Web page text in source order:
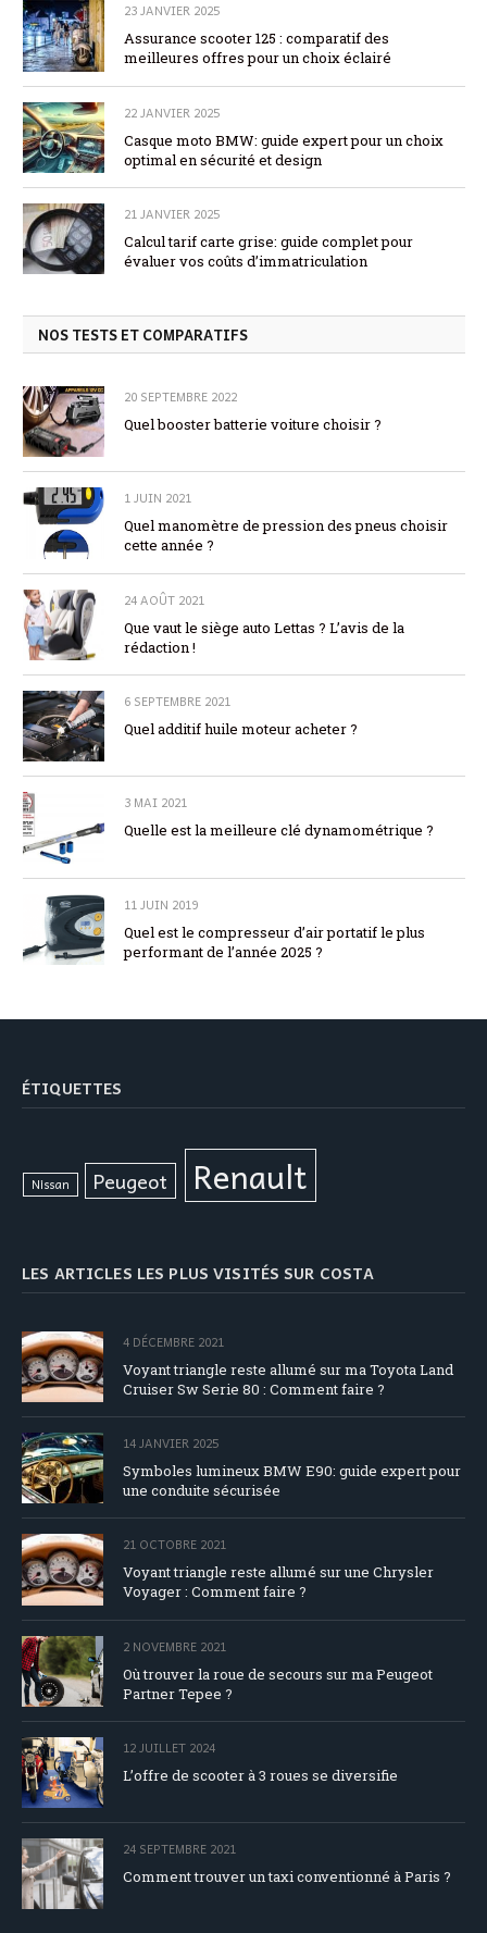
23 JANVIER 2025
Assurance scooter 125 : comparatif des
meilleures offres pour un choix éclairé
22 JANVIER 2025
Casque moto BMW: guide expert pour un choix
optimal en sécurité et design
21 JANVIER 2025
Calcul tarif carte grise: guide complet pour
évaluer vos coûts d’immatriculation
NOS TESTS ET COMPARATIFS
20 SEPTEMBRE 2022
Quel booster batterie voiture choisir ?
1 JUIN 2021
Quel manomètre de pression des pneus choisir
cette année ?
24 AOÛT 2021
Que vaut le siège auto Lettas ? L’avis de la
rédaction !
6 SEPTEMBRE 2021
Quel additif huile moteur acheter ?
3 MAI 2021
Quelle est la meilleure clé dynamométrique ?
11 JUIN 2019
Quel est le compresseur d’air portatif le plus
performant de l’année 2025 ?
ÉTIQUETTES
Nissan Peugeot Renault
LES ARTICLES LES PLUS VISITÉS SUR COSTA
4 DÉCEMBRE 2021
Voyant triangle reste allumé sur ma Toyota Land
Cruiser Sw Serie 80 : Comment faire ?
14 JANVIER 2025
Symboles lumineux BMW E90: guide expert pour
une conduite sécurisée
21 OCTOBRE 2021
Voyant triangle reste allumé sur une Chrysler
Voyager : Comment faire ?
2 NOVEMBRE 2021
Où trouver la roue de secours sur ma Peugeot
Partner Tepee ?
12 JUILLET 2024
L’offre de scooter à 3 roues se diversifie
24 SEPTEMBRE 2021
Comment trouver un taxi conventionné à Paris ?